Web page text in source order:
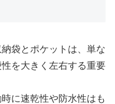
袋とポケットは、単な
を大きく左右する重要
に速乾性や防水性はも